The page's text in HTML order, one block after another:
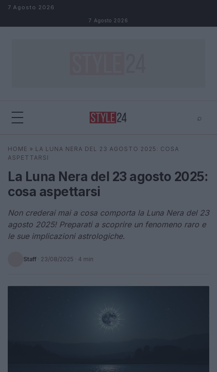
Salta al contenuto
7 Agosto 2026
7 Agosto 2026
⌕
Cerca
HOME » LA LUNA NERA DEL 23 AGOSTO 2025: COSA
ASPETTARSI
La Luna Nera del 23 agosto 2025:
cosa aspettarsi
Non crederai mai a cosa comporta la Luna Nera del 23
agosto 2025! Preparati a scoprire un fenomeno raro e
le sue implicazioni astrologiche.
Staff · 23/08/2025 · 4 min